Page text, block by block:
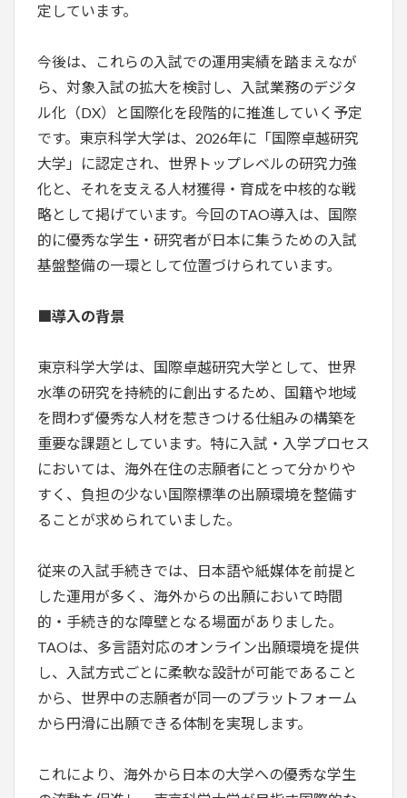
定しています。
今後は、これらの入試での運用実績を踏まえなが
ら、対象入試の拡大を検討し、入試業務のデジタ
ル化（DX）と国際化を段階的に推進していく予定
です。東京科学大学は、2026年に「国際卓越研究
大学」に認定され、世界トップレベルの研究力強
化と、それを支える人材獲得・育成を中核的な戦
略として掲げています。今回のTAO導入は、国際
的に優秀な学生・研究者が日本に集うための入試
基盤整備の一環として位置づけられています。
■導入の背景
東京科学大学は、国際卓越研究大学として、世界
水準の研究を持続的に創出するため、国籍や地域
を問わず優秀な人材を惹きつける仕組みの構築を
重要な課題としています。特に入試・入学プロセス
においては、海外在住の志願者にとって分かりや
すく、負担の少ない国際標準の出願環境を整備す
ることが求められていました。
従来の入試手続きでは、日本語や紙媒体を前提と
した運用が多く、海外からの出願において時間
的・手続き的な障壁となる場面がありました。
TAOは、多言語対応のオンライン出願環境を提供
し、入試方式ごとに柔軟な設計が可能であること
から、世界中の志願者が同一のプラットフォーム
から円滑に出願できる体制を実現します。
これにより、海外から日本の大学への優秀な学生